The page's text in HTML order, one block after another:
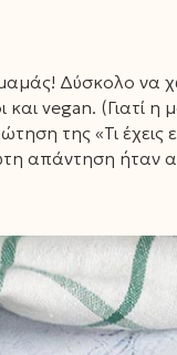
Δύσκολο να
και vegan. (Γιατί
της «Τι έχεις
απάντηση ήταν